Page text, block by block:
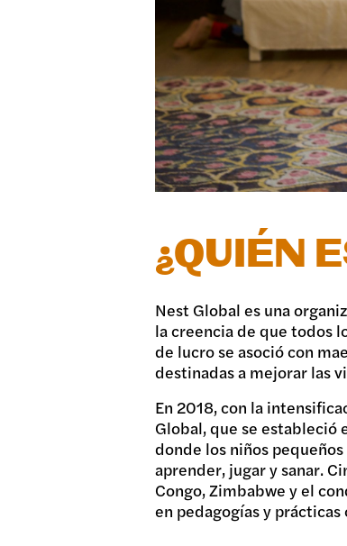
¿QUIÉN
Nest Global es una
la creencia de que todos
de lucro se asoció con
destinadas a mejorar las
En 2018, con la
Global, que se estableció
donde los niños
aprender, jugar y sanar.
Congo, Zimbabwe y el
en pedagogías y